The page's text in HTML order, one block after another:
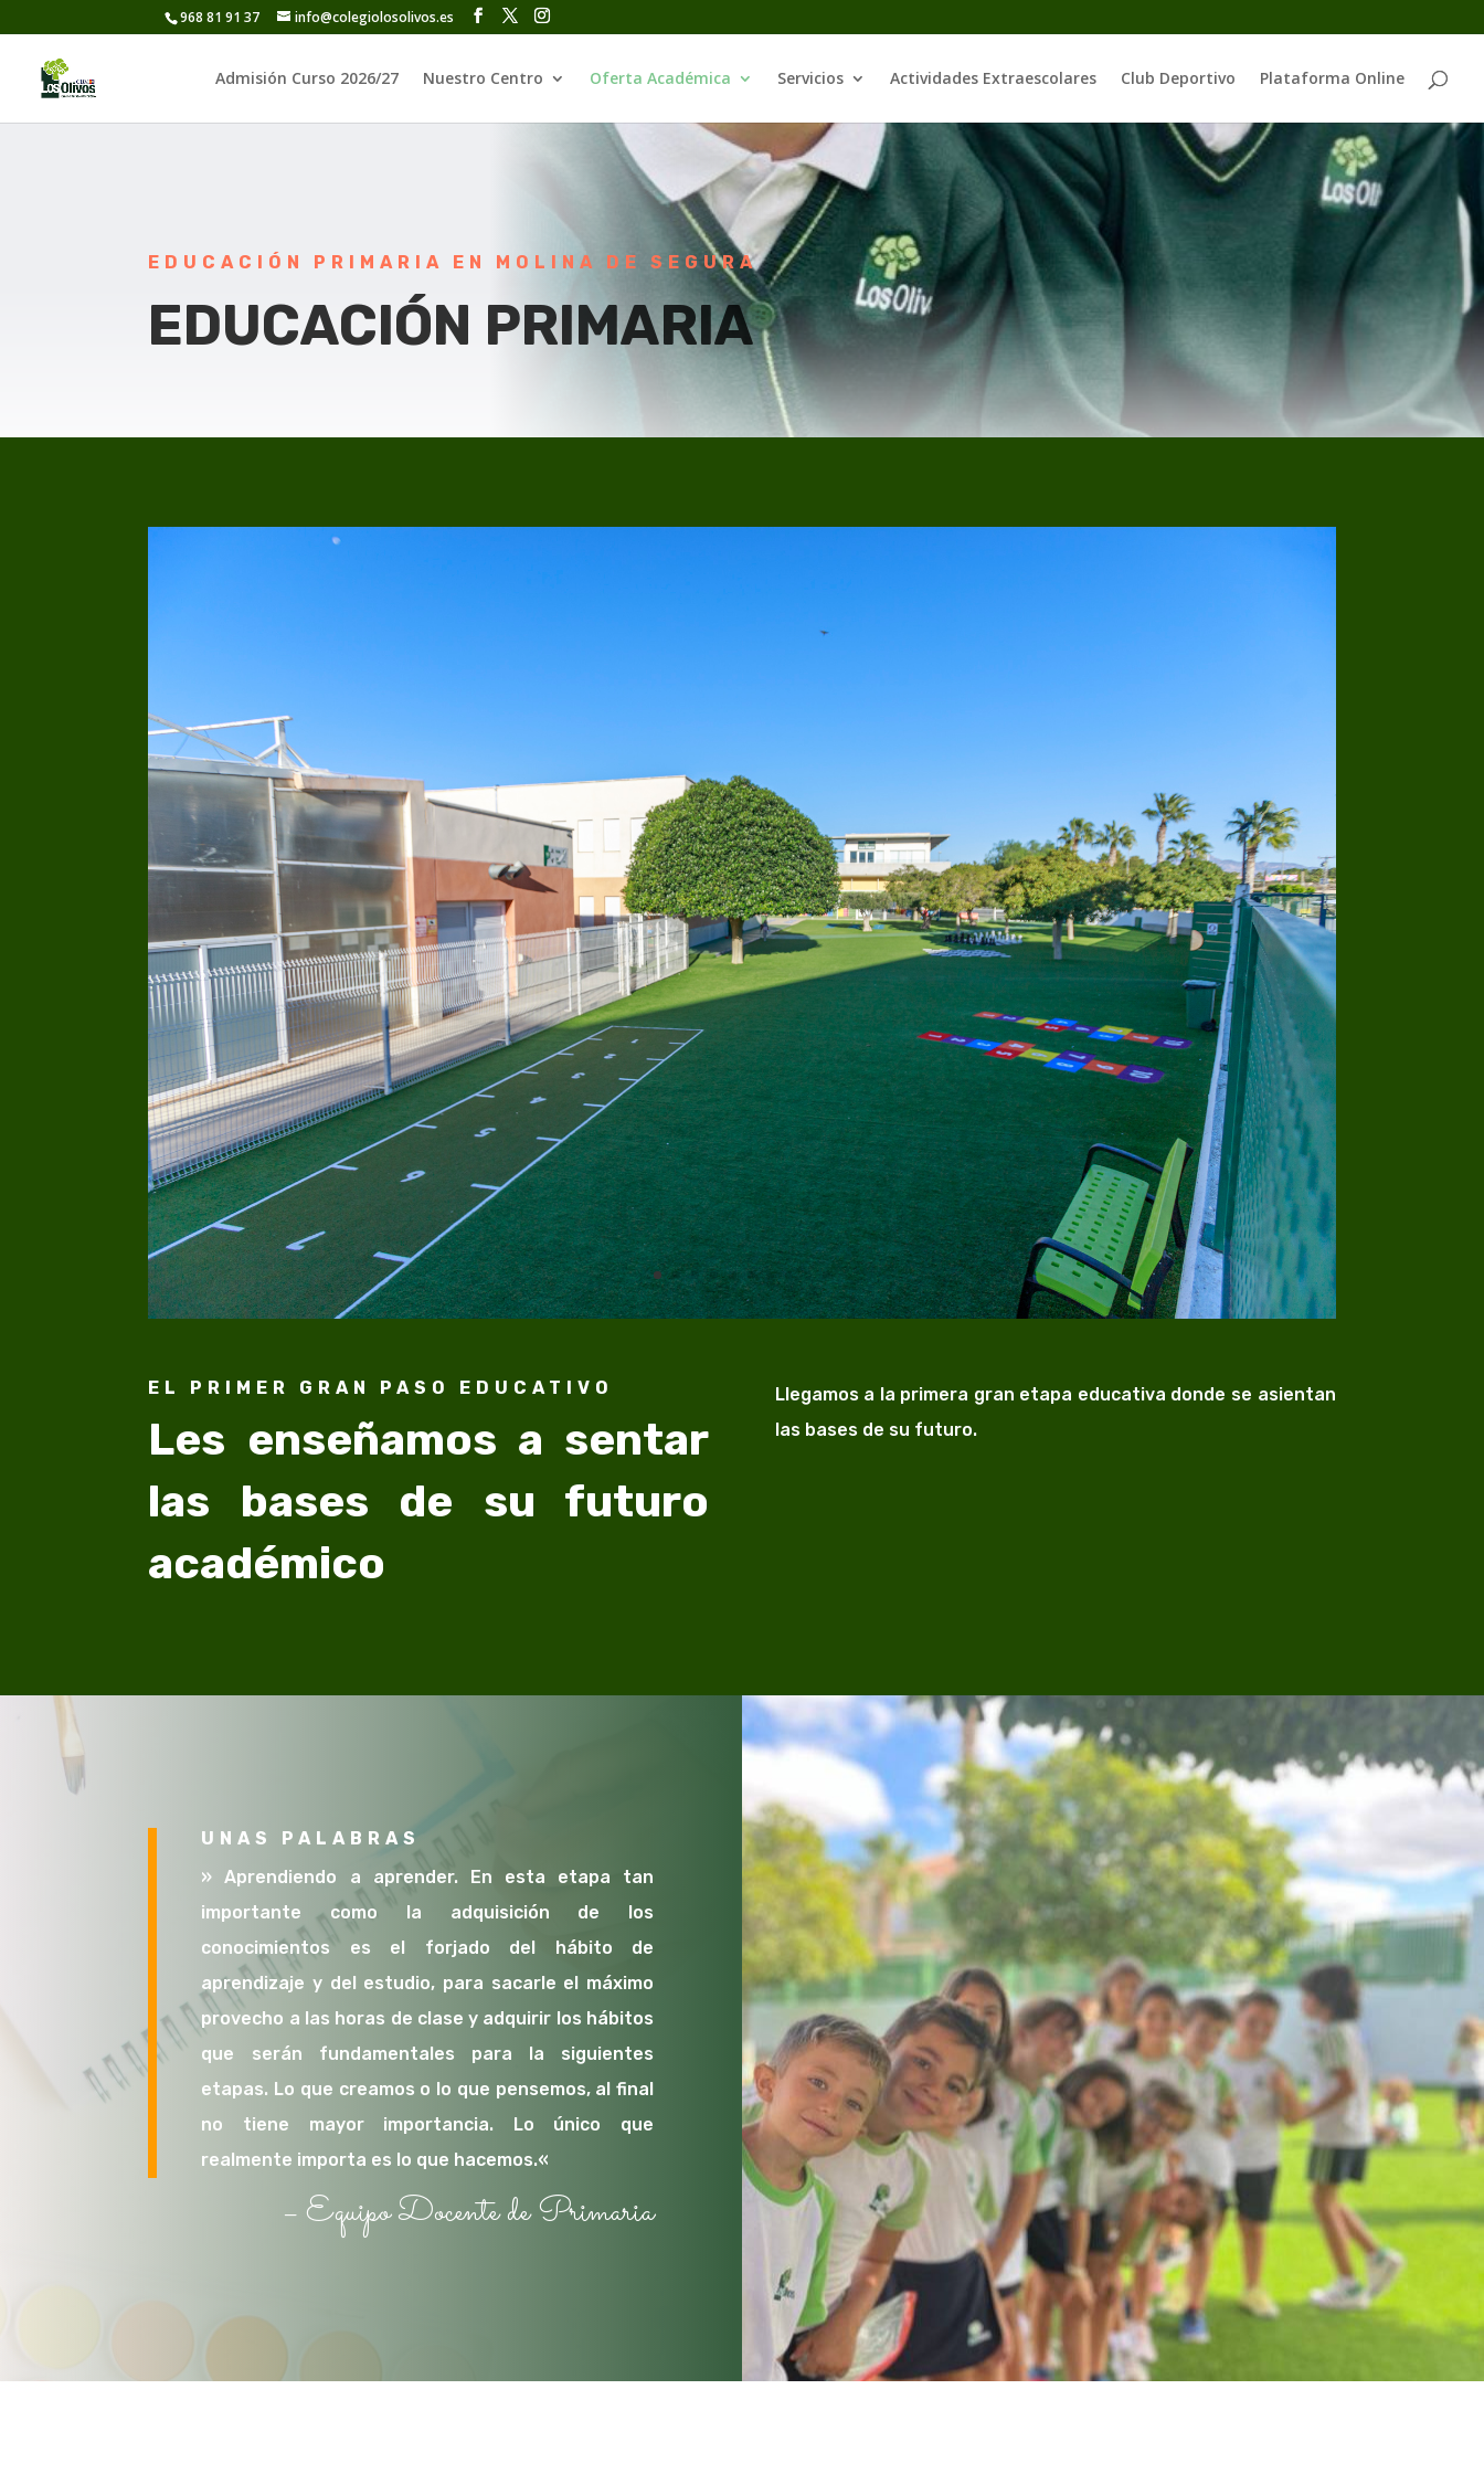
968 81 91 37 info@colegiolosolivos.es
Admisión Curso 2026/27 Nuestro Centro Oferta Académica Servicios Actividades Extraescolares Club Deportivo Plataforma Online
EDUCACIÓN PRIMARIA EN MOLINA DE SEGURA
EDUCACIÓN PRIMARIA
EL PRIMER GRAN PASO EDUCATIVO
Les enseñamos a sentar
las bases de su futuro
académico
Llegamos a la primera gran etapa educativa donde se asientan
las bases de su futuro.
UNAS PALABRAS
» Aprendiendo a aprender. En esta etapa tan
importante como la adquisición de los
conocimientos es el forjado del hábito de
aprendizaje y del estudio, para sacarle el máximo
provecho a las horas de clase y adquirir los hábitos
que serán fundamentales para la siguientes
etapas. Lo que creamos o lo que pensemos, al final
no tiene mayor importancia. Lo único que
realmente importa es lo que hacemos.«
– Equipo Docente de Primaria